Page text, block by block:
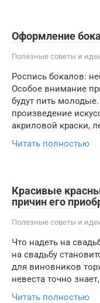
Оформление
Полезные советы и
Роспись бокалов:
Особое внимание
будут пить
произведение
акриловой краски,
Читать полностью
Красивые
причин его
Полезные советы и
Что надеть на
на свадьбу
для виновников
невеста точно знает,
Читать полностью